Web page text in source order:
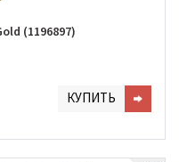
(1196897)
КУПИТЬ